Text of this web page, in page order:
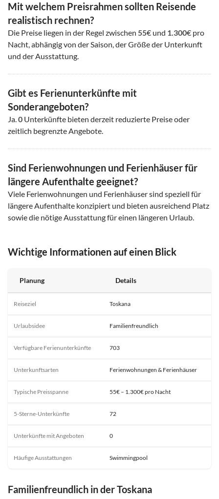
Mit welchem Preisrahmen sollten Reisende
realistisch rechnen?
Die Preise liegen in der Regel zwischen 55€ und 1.300€ pro
Nacht, abhängig von der Saison, der Größe der Unterkunft
und der Ausstattung.
Gibt es Ferienunterkünfte mit
Sonderangeboten?
Ja.0 Unterkünfte bieten derzeit reduzierte Preise oder
zeitlich begrenzte Angebote.
Sind Ferienwohnungen und Ferienhäuser für
längere Aufenthalte geeignet?
Viele Ferienwohnungen und Ferienhäuser sind speziell für
längere Aufenthalte konzipiert und bieten ausreichend Platz
sowie die nötige Ausstattung für einen längeren Urlaub.
Wichtige Informationen auf einen Blick
Planung Details
Reiseziel Toskana
Urlaubsidee Familienfreundlich
Verfügbare Ferienunterkünfte 703
Unterkunftsarten Ferienwohnungen & Ferienhäuser
Typische Preisspanne 55€ – 1.300€ pro Nacht
5-Sterne-Unterkünfte 72
Unterkünfte mit Angeboten 0
Häufige Ausstattungen Swimmingpool
Familienfreundlich in der Toskana